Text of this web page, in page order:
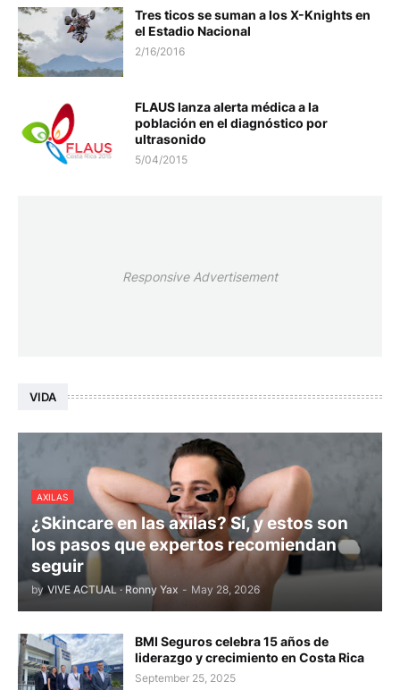
Tres ticos se suman a los X-Knights en
el Estadio Nacional
2/16/2016
FLAUS lanza alerta médica a la
población en el diagnóstico por
ultrasonido
5/04/2015
Responsive Advertisement
VIDA
AXILAS
¿Skincare en las axilas? Sí, y estos son
los pasos que expertos recomiendan
seguir
by VIVE ACTUAL · Ronny Yax - May 28, 2026
BMI Seguros celebra 15 años de
liderazgo y crecimiento en Costa Rica
September 25, 2025